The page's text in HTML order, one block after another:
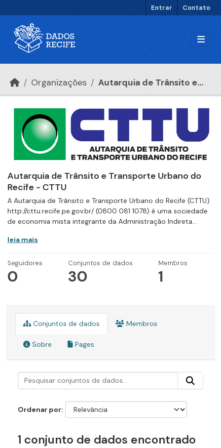
Entrar Contato
Organizações Autarquia de Trânsito e...
Autarquia de Trânsito e Transporte Urbano do
Recife - CTTU
A Autarquia de Trânsito e Transporte Urbano do Recife (CTTU)
http://cttu.recife.pe.gov.br/ (0800 081 1078) é uma sociedade
de economia mista integrante da Administração Indireta...
leia mais
Seguidores
0
Conjuntos de dados
30
Membros
1
Conjuntos de dados Membros
Sobre Pages
Ordenar por
1 conjunto de dados encontrado